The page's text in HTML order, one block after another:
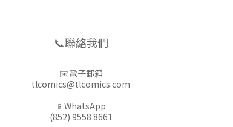
📞聯絡我們
✉️電子郵箱
tlcomics@tlcomics.com
📱WhatsApp
(852) 9558 8661